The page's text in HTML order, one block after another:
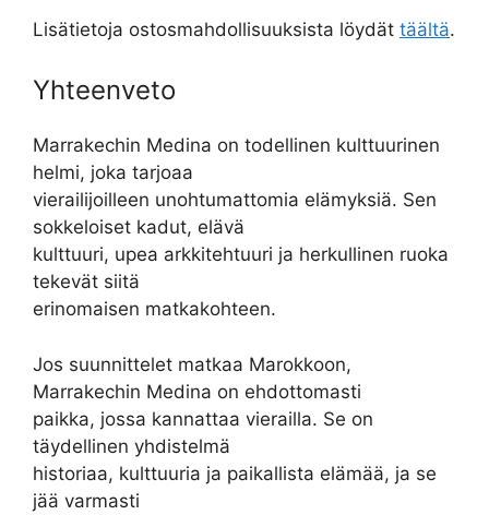
Lisätietoja ostosmahdollisuuksista löydät täältä.
Yhteenveto
Marrakechin Medina on todellinen kulttuurinen
helmi, joka tarjoaa
vierailijoilleen unohtumattomia elämyksiä. Sen
sokkeloiset kadut, elävä
kulttuuri, upea arkkitehtuuri ja herkullinen ruoka
tekevät siitä
erinomaisen matkakohteen.
Jos suunnittelet matkaa Marokkoon,
Marrakechin Medina on ehdottomasti
paikka, jossa kannattaa vierailla. Se on
täydellinen yhdistelmä
historiaa, kulttuuria ja paikallista elämää, ja se
jää varmasti